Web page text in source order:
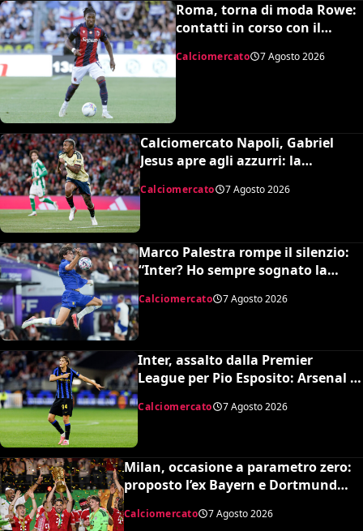
Roma, torna di moda Rowe:
contatti in corso con il
Bologna
Calciomercato 7 Agosto 2026
Calciomercato Napoli, Gabriel
Jesus apre agli azzurri: la
Calciomercato 7 Agosto 2026
Marco Palestra rompe il silenzio:
“Inter? Ho sempre sognato la
Premier League e il Chelsea”
Calciomercato 7 Agosto 2026
Inter, assalto dalla Premier
League per Pio Esposito: Arsenal e
Calciomercato 7 Agosto 2026
Milan, occasione a parametro zero:
proposto l’ex Bayern e Dortmund
Raphaël Guerreiro per il nuovo
modulo
Calciomercato 7 Agosto 2026